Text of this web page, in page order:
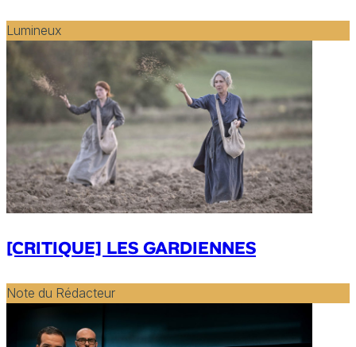
Lumineux
[CRITIQUE] LES GARDIENNES
Note du Rédacteur